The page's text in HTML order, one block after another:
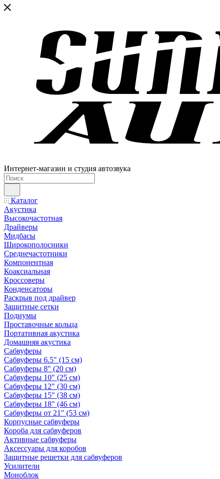
Интернет-магазин и студия автозвука
Каталог
Акустика
Высокочастотная
Драйверы
Мидбасы
Широкополосники
Среднечастотники
Компонентная
Коаксиальная
Кроссоверы
Конденсаторы
Раскрыв под драйвер
Защитные сетки
Подиумы
Проставочные кольца
Портативная акустика
Домашняя акустика
Сабвуферы
Сабвуферы 6.5" (15 см)
Сабвуферы 8" (20 см)
Сабвуферы 10" (25 см)
Сабвуферы 12" (30 см)
Сабвуферы 15" (38 см)
Сабвуферы 18" (46 см)
Сабвуферы от 21" (53 см)
Корпусные сабвуферы
Короба для сабвуферов
Активные сабвуферы
Аксессуары для коробов
Защитные решетки для сабвуферов
Усилители
Моноблок